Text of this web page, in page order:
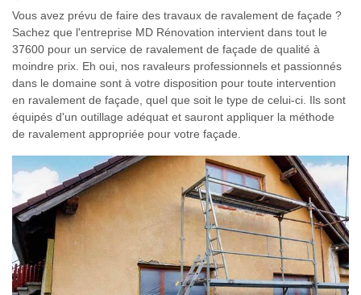
Vous avez prévu de faire des travaux de ravalement de façade ?
Sachez que l'entreprise MD Rénovation intervient dans tout le
37600 pour un service de ravalement de façade de qualité à
moindre prix. Eh oui, nos ravaleurs professionnels et passionnés
dans le domaine sont à votre disposition pour toute intervention
en ravalement de façade, quel que soit le type de celui-ci. Ils sont
équipés d'un outillage adéquat et sauront appliquer la méthode
de ravalement appropriée pour votre façade.